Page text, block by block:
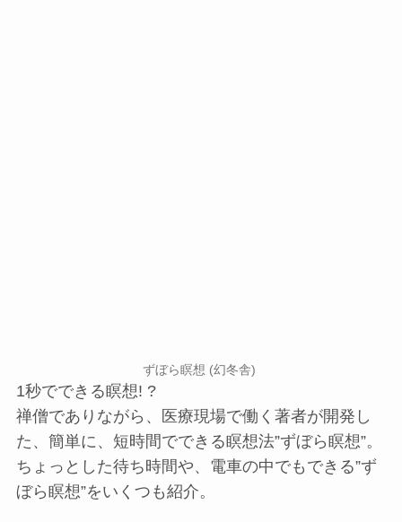
ずぼら瞑想 (幻冬舎)
1秒でできる瞑想! ?
禅僧でありながら、医療現場で働く著者が開発し
た、簡単に、短時間でできる瞑想法”ずぼら瞑想”。
ちょっとした待ち時間や、電車の中でもできる”ず
ぼら瞑想”をいくつも紹介。